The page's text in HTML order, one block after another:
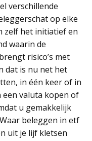
verschillende
op elke
zelf het initiatief en
waarin de
risico’s met
dat is nu net het
in één keer of in
een valuta kopen of
u gemakkelijk
beleggen in etf
uit je lijf kletsen